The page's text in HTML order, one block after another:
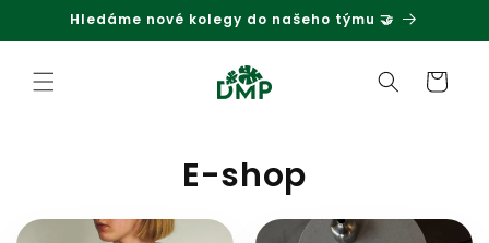
Přejít k obsahu
Hledáme nové kolegy do našeho týmu 🤝
Košík
E-shop